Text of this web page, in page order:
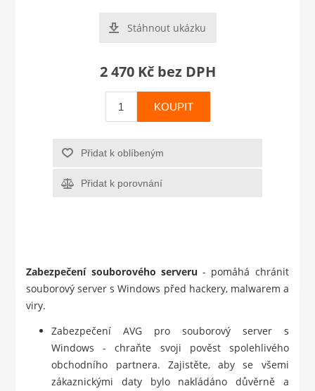
Stáhnout ukázku
2 470 Kč bez DPH
KOUPIT
Přidat k oblíbeným
Přidat k porovnání
Zabezpečení souborového serveru - pomáhá chránit
souborový server s Windows před hackery, malwarem a
viry.
Zabezpečení AVG pro souborový server s
Windows - chraňte svoji pověst spolehlivého
obchodního partnera. Zajistěte, aby se všemi
zákaznickými daty bylo nakládáno důvěrně a